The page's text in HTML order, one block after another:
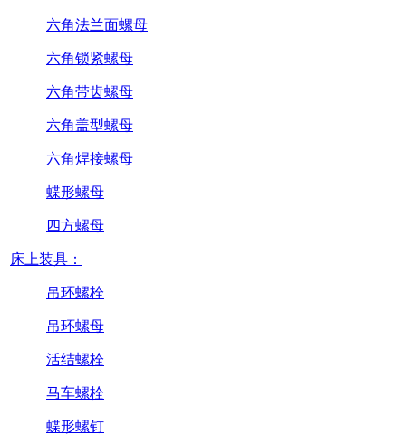
六角法兰面螺母
六角锁紧螺母
六角带齿螺母
六角盖型螺母
六角焊接螺母
蝶形螺母
四方螺母
床上装具：
吊环螺栓
吊环螺母
活结螺栓
马车螺栓
蝶形螺钉